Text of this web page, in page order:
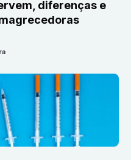
diferenças e